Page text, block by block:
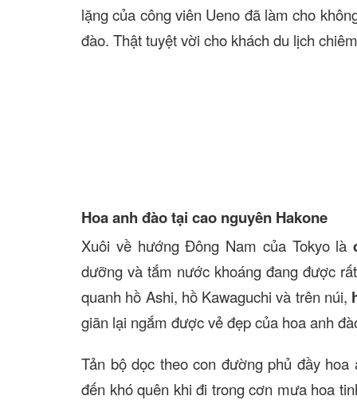
lặng của công viên Ueno đã làm cho
đào. Thật tuyệt vời cho khách du lịch
Hoa anh đào tại cao nguyên Hakone
Xuôi về hướng Đông Nam của Tokyo là
dưỡng và tắm nước khoáng đang được
quanh hồ Ashi, hồ Kawaguchi và trên núi,
giãn lại ngắm được vẻ đẹp của hoa anh
Tản bộ dọc theo con đường phủ đầy
đến khó quên khi đi trong cơn mưa hoa